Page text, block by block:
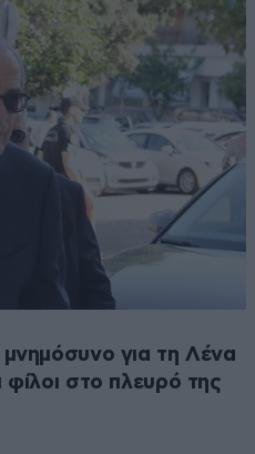
για τη Λένα
φίλοι στο πλευρό της